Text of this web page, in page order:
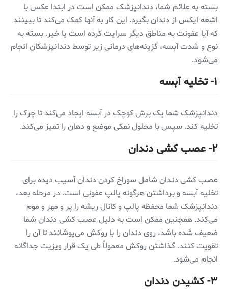
بسته به علائم شما، دندانپزشک ممکن است در ابتدا عکس با
اشعه ایکس از دندان بگیرد. این کار به آنها کمک می‌کند تا ببینند
که آیا عفونت به مناطق دیگر سرایت کرده است یا خیر. بسته به
نوع و شدت آبسه، گزینه‌های درمانی زیر توسط دندانپزشکان انجام
می‌شود.
۱- تخلیه آبسه
دندانپزشک شما یک برش کوچک در آبسه ایجاد می‌کند تا چرک را
تخلیه کند. سپس با محلول نمکی موضع و دهان را تمیز می‌کند.
۲- عصب کشی دندان
عصب کشی دندان شامل سوراخ کردن دندان آسیب دیده برای
تخلیه آبسه و برداشتن هرگونه پالپ عفونی است. در مرحله بعد،
دندانپزشک شما محفظه پالپ و کانال ریشه را پر و مهر و موم
می‌کند. همچنین ممکن است به دلیل عصب کشی دندان شما
ضعیف شده باشد، روی دندان را با روکش می‌پوشانند تا آن را
تقویت کنند. گذاشتن روکش معمولاً طی یک قرار ویزیت جداگانه
انجام می‌شود.
۳- کشیدن دندان